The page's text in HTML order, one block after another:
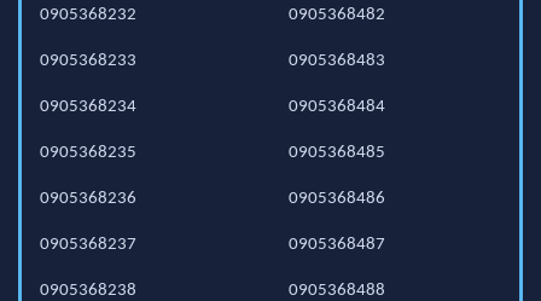
0905368232
0905368233
0905368234
0905368235
0905368236
0905368237
0905368238
0905368482
0905368483
0905368484
0905368485
0905368486
0905368487
0905368488